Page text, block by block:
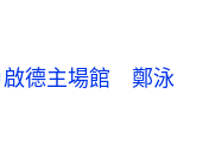
啟德主場館 鄭泳